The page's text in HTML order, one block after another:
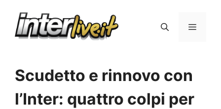
Menu
Scudetto e rinnovo con
l’Inter: quattro colpi per